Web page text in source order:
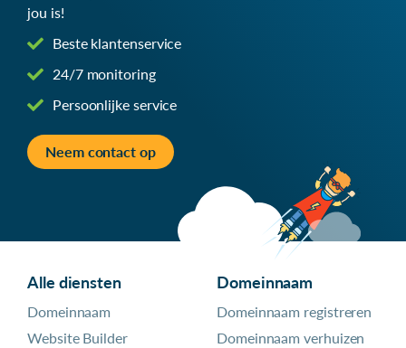
jou is!
Beste klantenservice
24/7 monitoring
Persoonlijke service
Neem contact op
Alle diensten
Domeinnaam
Website Builder
Domeinnaam
Domeinnaam registreren
Domeinnaam verhuizen